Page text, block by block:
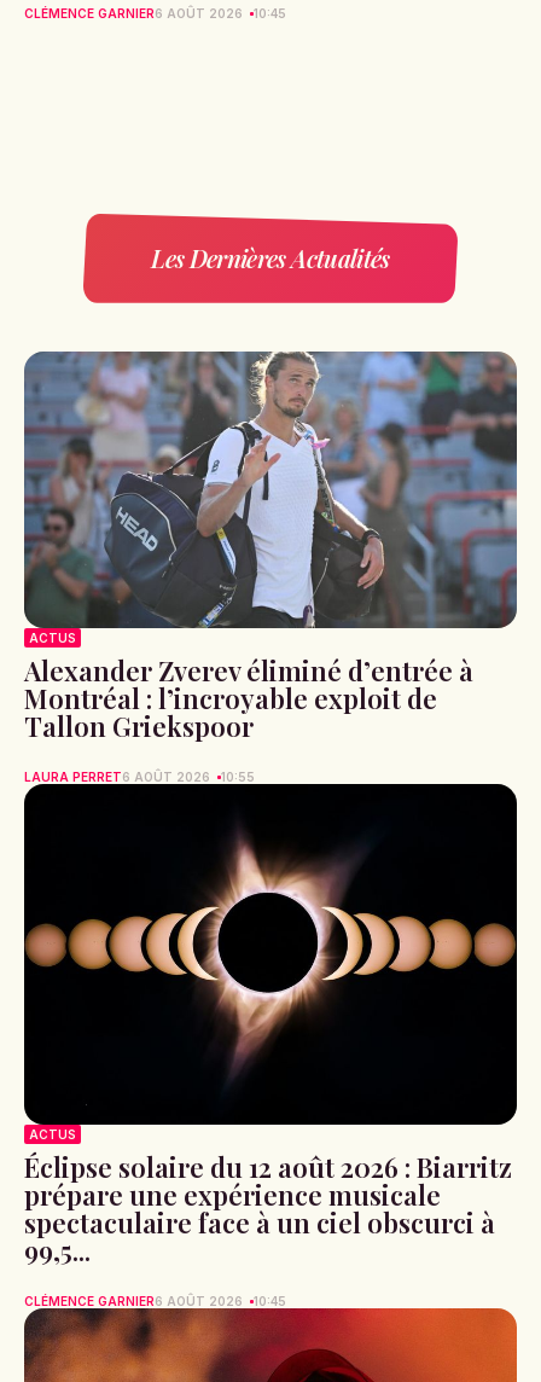
CLÉMENCE GARNIER6 AOÛT 2026 10:45
Les Dernières Actualités
ACTUS
Alexander Zverev éliminé d’entrée à
Montréal : l’incroyable exploit de
Tallon Griekspoor
LAURA PERRET6 AOÛT 2026 10:55
ACTUS
Éclipse solaire du 12 août 2026 : Biarritz
prépare une expérience musicale
spectaculaire face à un ciel obscurci à
99,5...
CLÉMENCE GARNIER6 AOÛT 2026 10:45